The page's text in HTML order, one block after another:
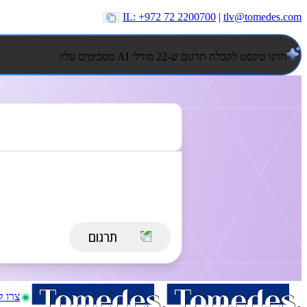
IL: +972 72 2200700 | tlv@tomedes.com
הזינו טקסט לקבלת תרגום ש-22 מודלי AI מסכימים עליו
צרו